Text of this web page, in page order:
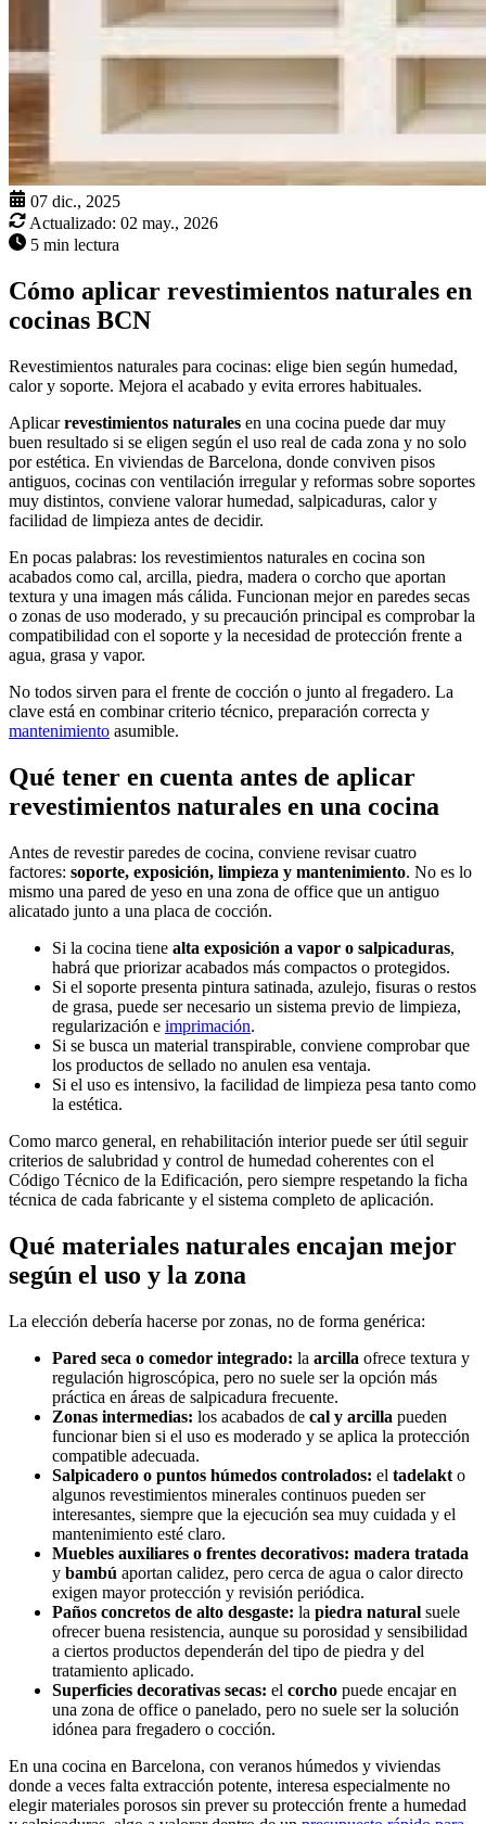
07 dic., 2025
Actualizado: 02 may., 2026
5 min lectura
Cómo aplicar revestimientos naturales en
cocinas BCN
Revestimientos naturales para cocinas: elige bien según humedad,
calor y soporte. Mejora el acabado y evita errores habituales.
Aplicarrevestimientos naturales en una cocina puede dar muy
buen resultado si se eligen según el uso real de cada zona y no solo
por estética. En viviendas de Barcelona, donde conviven pisos
antiguos, cocinas con ventilación irregular y reformas sobre soportes
muy distintos, conviene valorar humedad, salpicaduras, calor y
facilidad de limpieza antes de decidir.
En pocas palabras: los revestimientos naturales en cocina son
acabados como cal, arcilla, piedra, madera o corcho que aportan
textura y una imagen más cálida. Funcionan mejor en paredes secas
o zonas de uso moderado, y su precaución principal es comprobar la
compatibilidad con el soporte y la necesidad de protección frente a
agua, grasa y vapor.
No todos sirven para el frente de cocción o junto al fregadero. La
clave está en combinar criterio técnico, preparación correcta y
mantenimiento asumible.
Qué tener en cuenta antes de aplicar
revestimientos naturales en una cocina
Antes de revestir paredes de cocina, conviene revisar cuatro
factores: soporte, exposición, limpieza y mantenimiento. No es lo
mismo una pared de yeso en una zona de office que un antiguo
alicatado junto a una placa de cocción.
Si la cocina tiene alta exposición a vapor o salpicaduras,
habrá que priorizar acabados más compactos o protegidos.
Si el soporte presenta pintura satinada, azulejo, fisuras o restos
de grasa, puede ser necesario un sistema previo de limpieza,
regularización e imprimación.
Si se busca un material transpirable, conviene comprobar que
los productos de sellado no anulen esa ventaja.
Si el uso es intensivo, la facilidad de limpieza pesa tanto como
la estética.
Como marco general, en rehabilitación interior puede ser útil seguir
criterios de salubridad y control de humedad coherentes con el
Código Técnico de la Edificación, pero siempre respetando la ficha
técnica de cada fabricante y el sistema completo de aplicación.
Qué materiales naturales encajan mejor
según el uso y la zona
La elección debería hacerse por zonas, no de forma genérica:
Pared seca o comedor integrado: la arcilla ofrece textura y
regulación higroscópica, pero no suele ser la opción más
práctica en áreas de salpicadura frecuente.
Zonas intermedias: los acabados de cal y arcilla pueden
funcionar bien si el uso es moderado y se aplica la protección
compatible adecuada.
Salpicadero o puntos húmedos controlados: el tadelakt o
algunos revestimientos minerales continuos pueden ser
interesantes, siempre que la ejecución sea muy cuidada y el
mantenimiento esté claro.
Muebles auxiliares o frentes decorativos: madera tratada
y bambú aportan calidez, pero cerca de agua o calor directo
exigen mayor protección y revisión periódica.
Paños concretos de alto desgaste: la piedra natural suele
ofrecer buena resistencia, aunque su porosidad y sensibilidad
a ciertos productos dependerán del tipo de piedra y del
tratamiento aplicado.
Superficies decorativas secas: el corcho puede encajar en
una zona de office o panelado, pero no suele ser la solución
idónea para fregadero o cocción.
En una cocina en Barcelona, con veranos húmedos y viviendas
donde a veces falta extracción potente, interesa especialmente no
elegir materiales porosos sin prever su protección frente a humedad